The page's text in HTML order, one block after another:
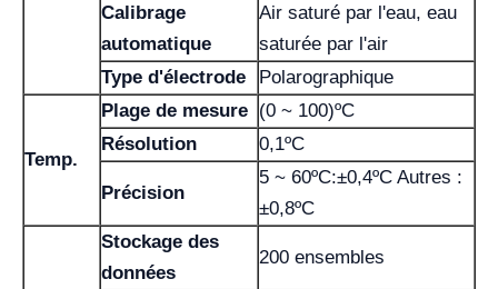
Calibrage
automatique
Air saturé par l'eau, eau
saturée par l'air
Type d'électrode
Polarographique
Temp.
Plage de mesure (0 ~ 100)ºC
Résolution
0,1ºC
Précision
5 ~ 60ºC:±0,4ºC Autres :
±0,8ºC
Stockage des
données
200 ensembles